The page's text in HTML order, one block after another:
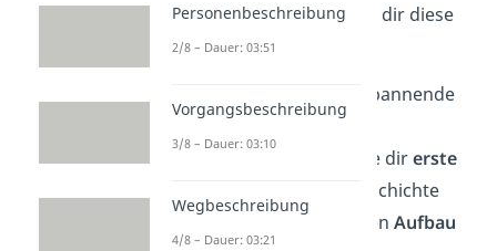
schreiben. Dabei helfen dir diese
4 Schritte:
dir eine spannende
Handlung
Sammle und notiere direrste
zu deiner Geschichte
Erstelle einen groben Aufbau
Personenbeschreibung
2/8 – Dauer: 03:51
Vorgangsbeschreibung
3/8 – Dauer: 03:10
Wegbeschreibung
4/8 – Dauer: 03:21